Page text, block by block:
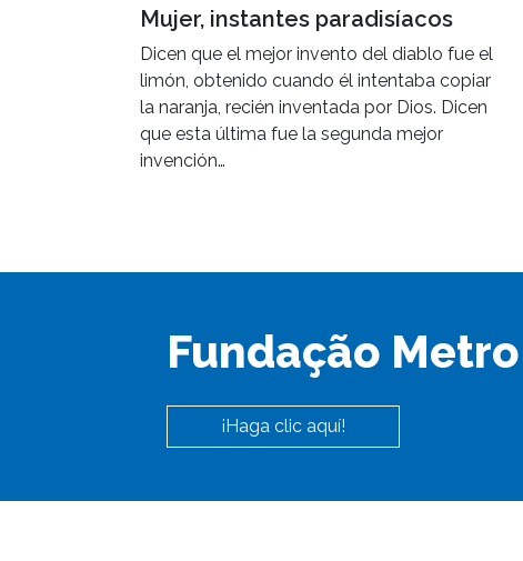
Mujer, instantes paradisíacos
Dicen que el mejor invento del diablo fue el
limón, obtenido cuando él intentaba copiar
la naranja, recién inventada por Dios. Dicen
que esta última fue la segunda mejor
invención…
Fundação Metro
¡Haga clic aquí!